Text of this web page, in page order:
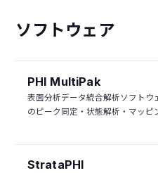
ソフトウェア
PHI MultiPak
表面分析データ統合解析ソフトウ
のピーク同定・状態解析・マッピ
StrataPHI